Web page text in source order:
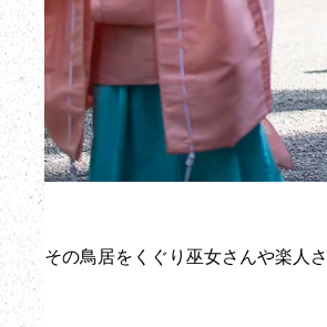
その鳥居をくぐり巫女さんや楽人